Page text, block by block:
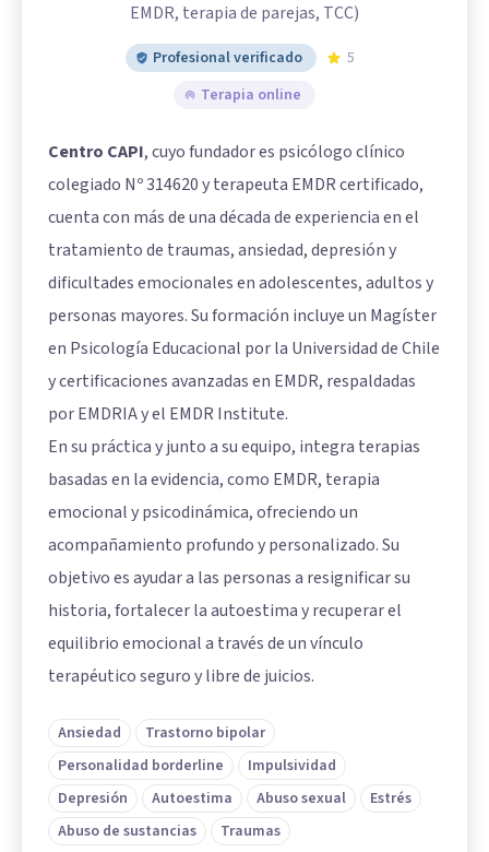
EMDR, terapia de parejas, TCC)
Profesional verificado
5
Terapia online
Centro CAPI, cuyo fundador es psicólogo clínico
colegiado Nº 314620 y terapeuta EMDR certificado,
cuenta con más de una década de experiencia en el
tratamiento de traumas, ansiedad, depresión y
dificultades emocionales en adolescentes, adultos y
personas mayores. Su formación incluye un Magíster
en Psicología Educacional por la Universidad de Chile
y certificaciones avanzadas en EMDR, respaldadas
por EMDRIA y el EMDR Institute.
En su práctica y junto a su equipo, integra terapias
basadas en la evidencia, como EMDR, terapia
emocional y psicodinámica, ofreciendo un
acompañamiento profundo y personalizado. Su
objetivo es ayudar a las personas a resignificar su
historia, fortalecer la autoestima y recuperar el
equilibrio emocional a través de un vínculo
terapéutico seguro y libre de juicios.
Ansiedad
Trastorno bipolar
Personalidad borderline
Impulsividad
Depresión
Autoestima Abuso sexual
Estrés
Abuso de sustancias
Traumas